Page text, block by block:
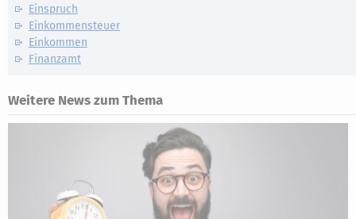
Einspruch
Einkommensteuer
Einkommen
Finanzamt
Weitere News zum Thema